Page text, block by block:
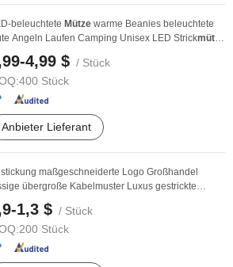
beleuchtete Mütze warme Beanies beleuchtete
Angeln Laufen Camping Unisex LED Strickmütze
4,99 $ / Stück
400 Stück
Anbieter Lieferant
maßgeschneiderte Logo Großhandel
übergroße Kabelmuster Luxus gestrickte
1,3 $ / Stück
200 Stück